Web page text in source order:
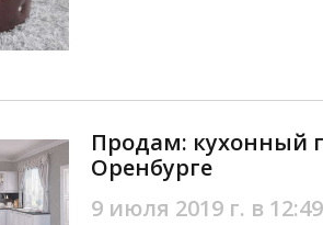
Продам: кухонный
Оренбурге
9 июля 2019 г. в 12:49